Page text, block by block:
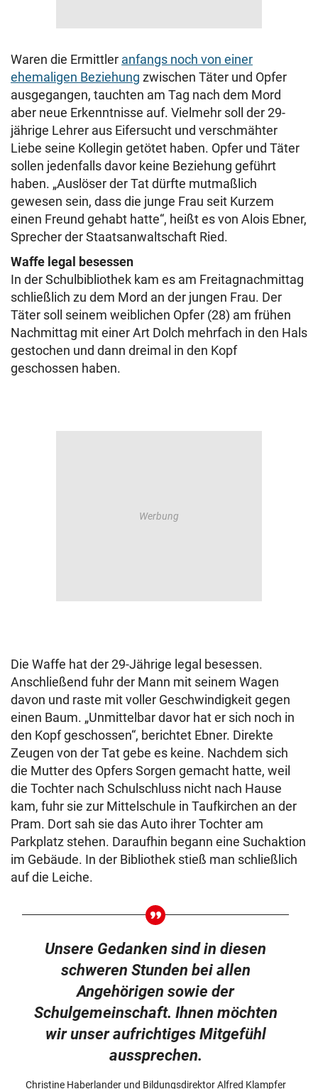
Waren die Ermittler anfangs noch von einer
ehemaligen Beziehung zwischen Täter und Opfer
ausgegangen, tauchten am Tag nach dem Mord
aber neue Erkenntnisse auf. Vielmehr soll der 29-
jährige Lehrer aus Eifersucht und verschmähter
Liebe seine Kollegin getötet haben. Opfer und Täter
sollen jedenfalls davor keine Beziehung geführt
haben. „Auslöser der Tat dürfte mutmaßlich
gewesen sein, dass die junge Frau seit Kurzem
einen Freund gehabt hatte“, heißt es von Alois Ebner,
Sprecher der Staatsanwaltschaft Ried.
Waffe legal besessen
In der Schulbibliothek kam es am Freitagnachmittag
schließlich zu dem Mord an der jungen Frau. Der
Täter soll seinem weiblichen Opfer (28) am frühen
Nachmittag mit einer Art Dolch mehrfach in den Hals
gestochen und dann dreimal in den Kopf
geschossen haben.
Die Waffe hat der 29-Jährige legal besessen.
Anschließend fuhr der Mann mit seinem Wagen
davon und raste mit voller Geschwindigkeit gegen
einen Baum. „Unmittelbar davor hat er sich noch in
den Kopf geschossen“, berichtet Ebner. Direkte
Zeugen von der Tat gebe es keine. Nachdem sich
die Mutter des Opfers Sorgen gemacht hatte, weil
die Tochter nach Schulschluss nicht nach Hause
kam, fuhr sie zur Mittelschule in Taufkirchen an der
Pram. Dort sah sie das Auto ihrer Tochter am
Parkplatz stehen. Daraufhin begann eine Suchaktion
im Gebäude. In der Bibliothek stieß man schließlich
auf die Leiche.
Unsere Gedanken sind in diesen
schweren Stunden bei allen
Angehörigen sowie der
Schulgemeinschaft. Ihnen möchten
wir unser aufrichtiges Mitgefühl
aussprechen.
Christine Haberlander und Bildungsdirektor Alfred Klampfer